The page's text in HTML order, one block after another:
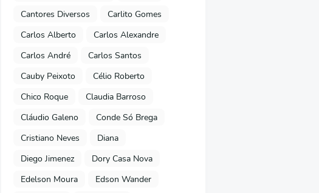
Cantores Diversos
Carlito Gomes
Carlos Alberto
Carlos Alexandre
Carlos André
Carlos Santos
Cauby Peixoto
Célio Roberto
Chico Roque
Claudia Barroso
Cláudio Galeno
Conde Só Brega
Cristiano Neves
Diana
Diego Jimenez
Dory Casa Nova
Edelson Moura
Edson Wander